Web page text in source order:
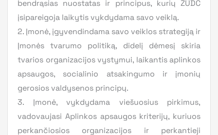
bendrąsias nuostatas ir principus, kurių ŽŪDC
įsipareigoja laikytis vykdydama savo veiklą.
2. Įmonė, įgyvendindama savo veiklos strategiją ir
Įmonės tvarumo politiką, didelį dėmesį skiria
tvarios organizacijos vystymui, laikantis aplinkos
apsaugos, socialinio atsakingumo ir įmonių
gerosios valdysenos principų.
3. Įmonė, vykdydama viešuosius pirkimus,
vadovaujasi Aplinkos apsaugos kriterijų, kuriuos
perkančiosios organizacijos ir perkantieji